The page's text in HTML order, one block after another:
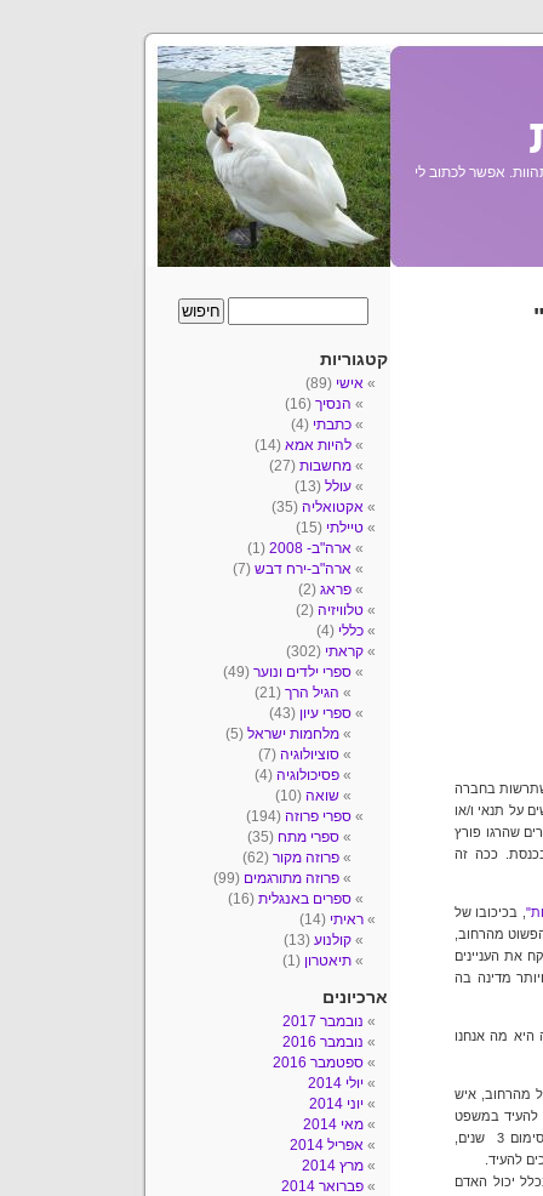
אפשר לכתוב לי
בחברה
על תנאי ו/או
שהרגו פורץ
ככה זה
, בכיכובו של
מהרחוב,
את העניינים
מדינה בה
היא מה אנחנו
מהרחוב, איש
להעיד במשפט
הוא שומע מהתובע שמתכוונים להציע עסקת טיעון, לפיה הרוצח ישב בכלא מקסימום 3 שנים,
להעיד.
יכול האדם
קטגוריות
אישי (89)
הנסיך (16)
כתבתי (4)
להיות אמא (14)
מחשבות (27)
עולל (13)
אקטואליה (35)
טיילתי (15)
ארה"ב- 2008
(1)
ארה"ב-ירח דבש (7)
פראג (2)
טלוויזיה (2)
כללי (4)
קראתי (302)
ספרי ילדים ונוער (49)
הגיל הרך (21)
ספרי עיון (43)
מלחמות ישראל (5)
סוציולוגיה (7)
פסיכולוגיה (4)
שואה (10)
ספרי פרוזה (194)
ספרי מתח (35)
פרוזה מקור (62)
פרוזה מתורגמים (99)
ספרים באנגלית (16)
ראיתי (14)
קולנוע (13)
תיאטרון (1)
ארכיונים
נובמבר 2017
נובמבר 2016
ספטמבר 2016
יולי 2014
יוני 2014
מאי 2014
אפריל 2014
מרץ 2014
פברואר 2014